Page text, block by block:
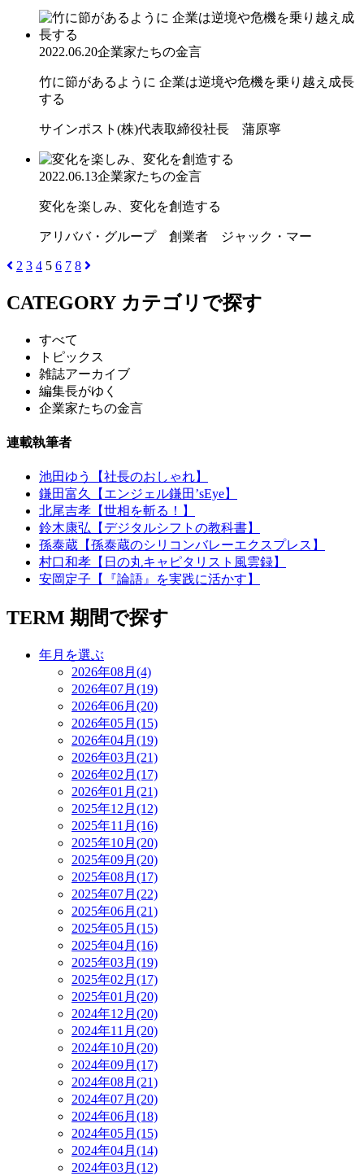
2022.06.20企業家たちの金言
竹に節があるように 企業は逆境や危機を乗り越え成長
する
サインポスト(株)代表取締役社長 蒲原寧
2022.06.13企業家たちの金言
変化を楽しみ、変化を創造する
アリババ・グループ 創業者 ジャック・マー
2 3 4 5 6 7 8
CATEGORY カテゴリで探す
すべて
トピックス
雑誌アーカイブ
編集長がゆく
企業家たちの金言
連載執筆者
池田ゆう【社長のおしゃれ】
鎌田富久【エンジェル鎌田’sEye】
北尾吉孝【世相を斬る！】
鈴木康弘【デジタルシフトの教科書】
孫泰蔵【孫泰蔵のシリコンバレーエクスプレス】
村口和孝【日の丸キャピタリスト風雲録】
安岡定子【『論語』を実践に活かす】
TERM 期間で探す
年月を選ぶ
2026年08月(4)
2026年07月(19)
2026年06月(20)
2026年05月(15)
2026年04月(19)
2026年03月(21)
2026年02月(17)
2026年01月(21)
2025年12月(12)
2025年11月(16)
2025年10月(20)
2025年09月(20)
2025年08月(17)
2025年07月(22)
2025年06月(21)
2025年05月(15)
2025年04月(16)
2025年03月(19)
2025年02月(17)
2025年01月(20)
2024年12月(20)
2024年11月(20)
2024年10月(20)
2024年09月(17)
2024年08月(21)
2024年07月(20)
2024年06月(18)
2024年05月(15)
2024年04月(14)
2024年03月(12)